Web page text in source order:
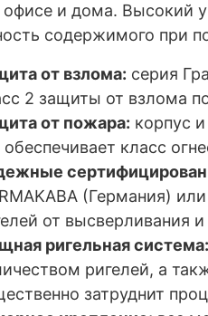
офисе и дома. Высокий
содержимого при
от взлома: серия
2 защиты от взлома
от пожара: корпус
обеспечивает класс
KABA (Германия)
от высверливания
ригельная система:
ригелей, а
затруднит